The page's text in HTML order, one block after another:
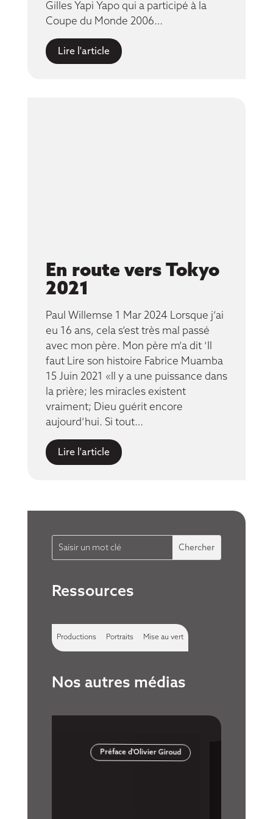
Gilles Yapi Yapo qui a participé à la
Coupe du Monde 2006…
Lire l'article
En route vers Tokyo
2021
Paul Willemse 1 Mar 2024 Lorsque j’ai
eu 16 ans, cela s’est très mal passé
avec mon père. Mon père m’a dit ‘Il
faut Lire son histoire Fabrice Muamba
15 Juin 2021 «Il y a une puissance dans
la prière; les miracles existent
vraiment; Dieu guérit encore
aujourd’hui. Si tout…
Lire l'article
Ressources
Productions Portraits Mise au vert
Nos autres médias
En vente sur Amazon